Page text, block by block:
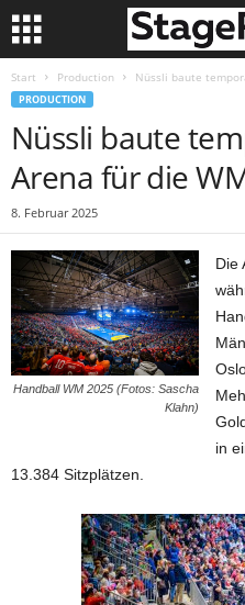
Start Production Nüssli baute
PRODUCTION
Nüssli baute
Arena für die
8. Februar 2025
Handball WM 2025 (Fotos: Sascha
Klahn)
Die
in
13.384 Sitzplätzen.